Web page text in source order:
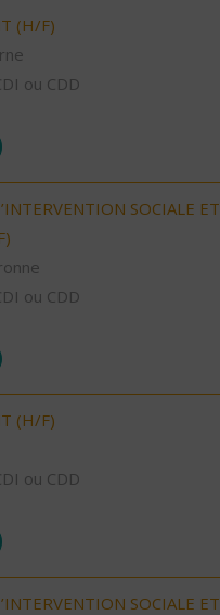
(H/F)
ou CDD
SOCIALE ET
ou CDD
(H/F)
ou CDD
SOCIALE ET